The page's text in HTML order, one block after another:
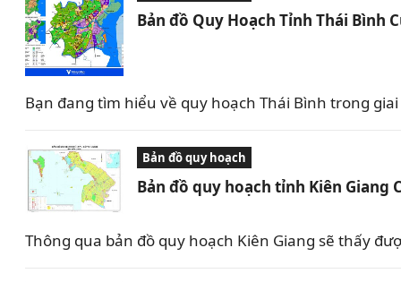
Bản đồ Quy Hoạch Tỉnh Thái Bình
Bạn đang tìm hiểu về quy hoạch Thái Bình trong
Bản đồ quy hoạch
Bản đồ quy hoạch tỉnh Kiên Giang
Thông qua bản đồ quy hoạch Kiên Giang sẽ thấy